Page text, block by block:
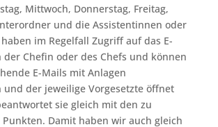
Mittwoch, Donnerstag, Freitag,
und die Assistentinnen oder
im Regelfall Zugriff auf das E-
der Chefin oder des Chefs und können
E-Mails mit Anlagen
und der jeweilige Vorgesetzte öffnet
sie gleich mit den zu
Damit haben wir auch gleich